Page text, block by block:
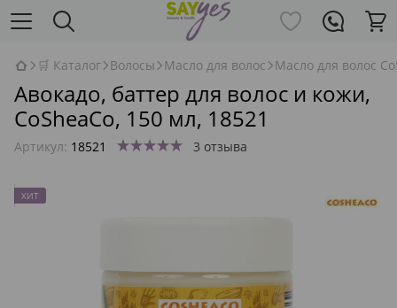
🛒 Каталог Волосы Масло для волос Масло для волос
Авокадо, баттер для волос и кожи,
CoSheaCo, 150 мл, 18521
Артикул: 18521 3 отзыва
ХИТ